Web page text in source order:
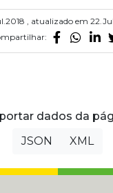
, atualizado em
dados da
JSON
XML